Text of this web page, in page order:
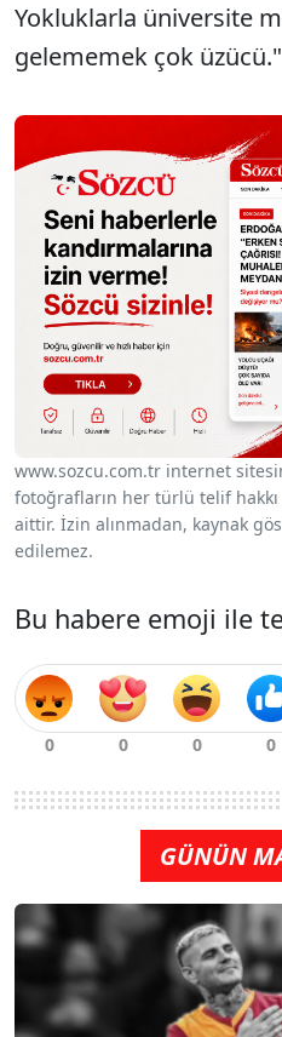
Yokluklarla üniversite
gelememek çok üzücü."
www.sozcu.com.tr internet
fotoğrafların her türlü telif hakkı
aittir. İzin alınmadan, kaynak
edilemez.
Bu habere emoji ile
GÜNÜN